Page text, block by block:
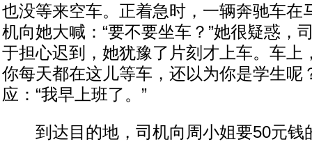
也没等来空车。正着急时，一辆奔驰车在
机向她大喊：“要不要坐车？”她很疑惑，
于担心迟到，她犹豫了片刻才上车。车上
你每天都在这儿等车，还以为你是学生呢
应：“我早上班了。”
到达目的地，司机向周小姐要50元钱